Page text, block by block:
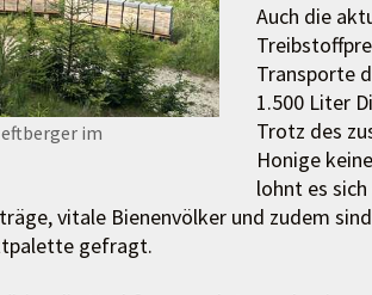
im
Auch die
Transporte
1.500 Liter
Trotz des
Honige
lohnt es
vitale Bienenvölker und zudem
gefragt.